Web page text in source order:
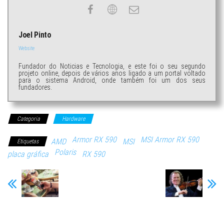
Joel Pinto
Website
Fundador do Noticias e Tecnologia, e este foi o seu segundo
projeto online, depois de vários anos ligado a um portal voltado
para o sistema Android, onde também foi um dos seus
fundadores.
Categoria Hardware
Etiquetas AMD Armor RX 590 MSI
MSI Armor RX 590
placa gráfica
Polaris RX 590